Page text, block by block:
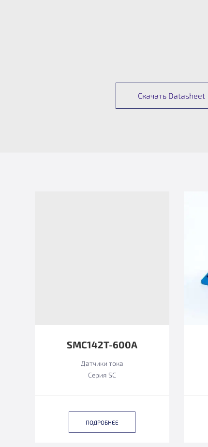
Скачать Datasheet
SMC142T-600A
Датчики тока
Серия SC
ПОДРОБНЕЕ